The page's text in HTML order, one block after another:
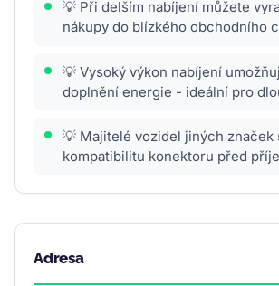
💡 Při delším nabíjení můžete
nákupy do blízkého obchodního
💡 Vysoký výkon nabíjení
doplnění energie - ideální pro
💡 Majitelé vozidel jiných značek
kompatibilitu konektoru před
Adresa